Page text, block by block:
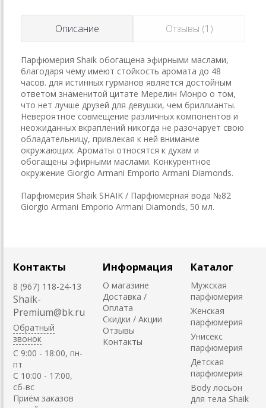
Описание Отзывы (1)
Парфюмерия Shaik обогащена эфирными маслами,
благодаря чему имеют стойкость аромата до 48
часов. для истинных гурманов является достойным
ответом знаменитой цитате Мерелин Монро о том,
что нет лучше друзей для девушки, чем бриллианты.
Невероятное совмещение различных компонентов и
неожиданных вкраплений никогда не разочарует свою
обладательницу, привлекая к ней внимание
окружающих. Ароматы относятся к духам и
обогащены эфирными маслами. Конкурентное
окружение Giorgio Armani Emporio Armani Diamonds.
Парфюмерия Shaik SHAIK / Парфюмерная вода №82
Giorgio Armani Emporio Armani Diamonds, 50 мл.
Контакты
8 (967) 118-24-13
Shaik-
Premium@bk.ru
Обратный
звонок
C 9:00 - 18:00, пн-
пт
С 10:00 - 17:00,
сб-вс
Приём заказов
Информация
О магазине
Доставка /
Оплата
Скидки / Акции
Отзывы
Контакты
Каталог
Мужская
парфюмерия
Женская
парфюмерия
Унисекс
парфюмерия
Детская
парфюмерия
Body лосьон
для тела Shaik